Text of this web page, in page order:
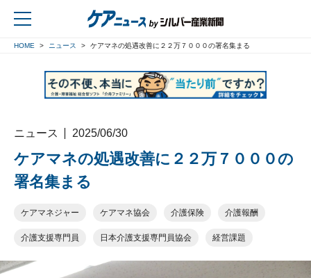
HOME ニュース ケアマネの処遇改善に２２万７０００の署名集まる
ニュース 2025/06/30
ケアマネの処遇改善に２２万７０００の
署名集まる
ケアマネジャー ケアマネ協会 介護保険 介護報酬
介護支援専門員 日本介護支援専門員協会 経営課題